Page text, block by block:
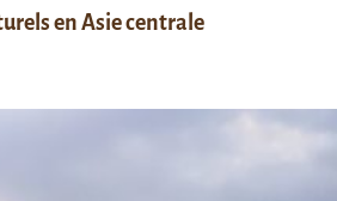
en Asie centrale